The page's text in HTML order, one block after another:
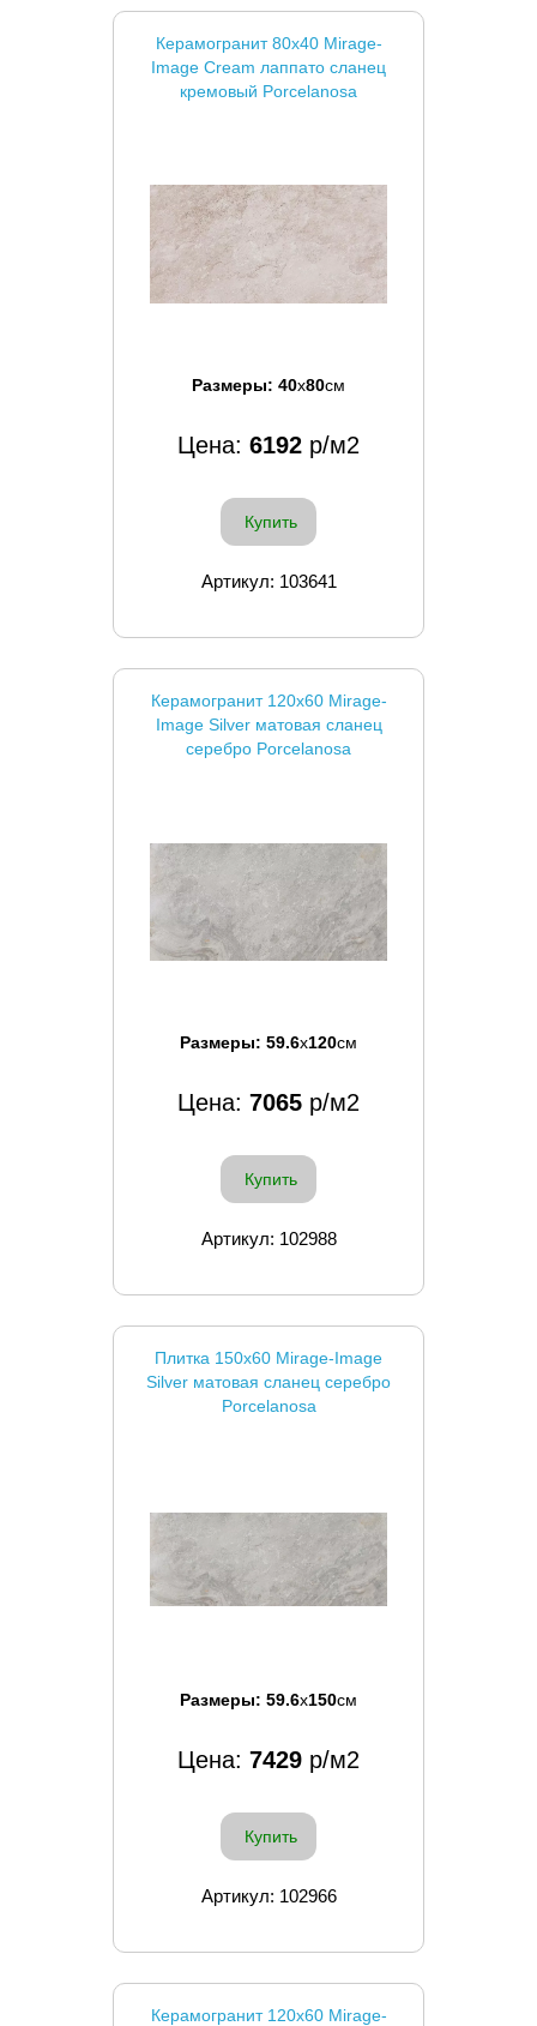
Керамогранит 80x40 Mirage-
Image Cream лаппато сланец
кремовый Porcelanosa
Размеры: 40x80см
Цена: 6192 р/м2
Купить
Артикул: 103641
Керамогранит 120x60 Mirage-
Image Silver матовая сланец
серебро Porcelanosa
Размеры: 59.6x120см
Цена: 7065 р/м2
Купить
Артикул: 102988
Плитка 150x60 Mirage-Image
Silver матовая сланец серебро
Porcelanosa
Размеры: 59.6x150см
Цена: 7429 р/м2
Купить
Артикул: 102966
Керамогранит 120x60 Mirage-